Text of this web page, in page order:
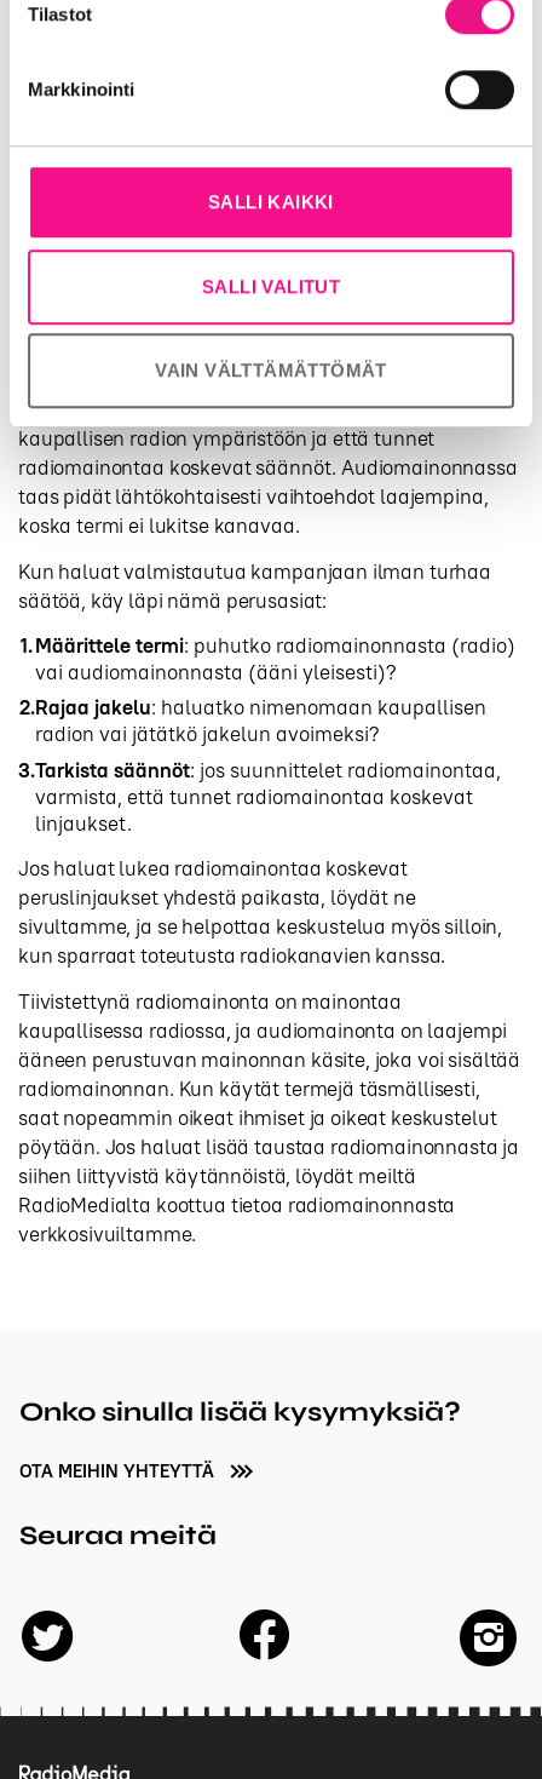
heidän palvelujaan (esim. Google).
Tilastot
Markkinointi
SALLI KAIKKI
SALLI VALITUT
VAIN VÄLTTÄMÄTTÖMÄT
myynti ja käytännön toteutus hoituvat radioyhtiöiden
emme palvele kaupallisia mainostajia radiomainonnan
myynnissä, vaan tarjoamme verkkosivuillamme tietoa
Mitä kannattaa huomioida,
kun suunnittelet audio- tai
radiomainontaa?
Hyvä suunnittelu alkaa siitä, että määrittelet, puhutko
ohjaa heti myös toteutusta. Radiomainonnassa sinun
kannattaa varmistaa, että suunnitelma sopii
kaupallisen radion ympäristöön ja että tunnet
radiomainontaa koskevat säännöt. Audiomainonnassa
taas pidät lähtökohtaisesti vaihtoehdot laajempina,
koska termi ei lukitse kanavaa.
Kun haluat valmistautua kampanjaan ilman turhaa
säätöä, käy läpi nämä perusasiat:
Määrittele termi: puhutko radiomainonnasta (radio)
vai audiomainonnasta (ääni yleisesti)?
Rajaa jakelu: haluatko nimenomaan kaupallisen
radion vai jätätkö jakelun avoimeksi?
Tarkista säännöt: jos suunnittelet radiomainontaa,
varmista, että tunnet radiomainontaa koskevat
linjaukset.
Jos haluat lukea radiomainontaa koskevat
peruslinjaukset yhdestä paikasta, löydät ne
sivultamme, ja se helpottaa keskustelua myös silloin,
kun sparraat toteutusta radiokanavien kanssa.
Tiivistettynä radiomainonta on mainontaa
kaupallisessa radiossa, ja audiomainonta on laajempi
ääneen perustuvan mainonnan käsite, joka voi sisältää
radiomainonnan. Kun käytät termejä täsmällisesti,
saat nopeammin oikeat ihmiset ja oikeat keskustelut
pöytään. Jos haluat lisää taustaa radiomainonnasta ja
siihen liittyvistä käytännöistä, löydät meiltä
RadioMedialta koottua tietoa radiomainonnasta
verkkosivuiltamme.
Onko sinulla lisää kysymyksiä?
OTA MEIHIN YHTEYTTÄ
Seuraa meitä
twitter facebook